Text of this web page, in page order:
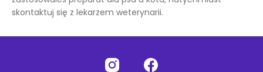
skontaktuj się z lekarzem weterynarii.